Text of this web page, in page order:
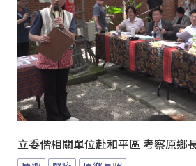
立委偕相關單位赴和平區 考察原鄉